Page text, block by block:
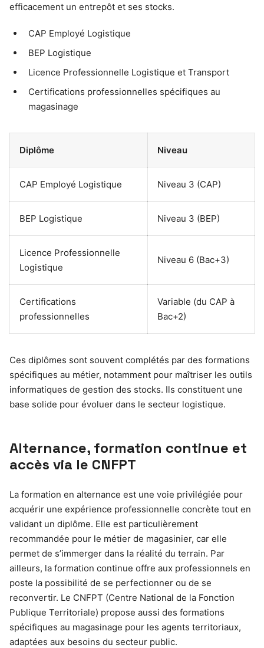
efficacement un entrepôt et ses stocks.
CAP Employé Logistique
BEP Logistique
Licence Professionnelle Logistique et Transport
Certifications professionnelles spécifiques au
magasinage
Diplôme Niveau
CAP Employé Logistique Niveau 3 (CAP)
BEP Logistique Niveau 3 (BEP)
Licence Professionnelle
Logistique
Niveau 6 (Bac+3)
Certifications
professionnelles
Variable (du CAP à
Bac+2)
Ces diplômes sont souvent complétés par des formations
spécifiques au métier, notamment pour maîtriser les outils
informatiques de gestion des stocks. Ils constituent une
base solide pour évoluer dans le secteur logistique.
Alternance, formation continue et
accès via le CNFPT
La formation en alternance est une voie privilégiée pour
acquérir une expérience professionnelle concrète tout en
validant un diplôme. Elle est particulièrement
recommandée pour le métier de magasinier, car elle
permet de s’immerger dans la réalité du terrain. Par
ailleurs, la formation continue offre aux professionnels en
poste la possibilité de se perfectionner ou de se
reconvertir. Le CNFPT (Centre National de la Fonction
Publique Territoriale) propose aussi des formations
spécifiques au magasinage pour les agents territoriaux,
adaptées aux besoins du secteur public.